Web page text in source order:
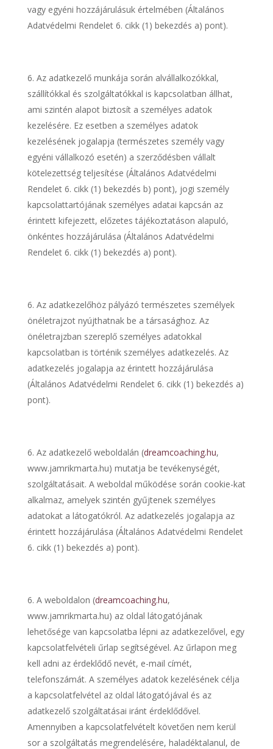
vagy egyéni hozzájárulásuk értelmében (Általános
Adatvédelmi Rendelet 6. cikk (1) bekezdés a) pont).
Az adatkezelő munkája során alvállalkozókkal,
szállítókkal és szolgáltatókkal is kapcsolatban állhat,
ami szintén alapot biztosít a személyes adatok
kezelésére. Ez esetben a személyes adatok
kezelésének jogalapja (természetes személy vagy
egyéni vállalkozó esetén) a szerződésben vállalt
kötelezettség teljesítése (Általános Adatvédelmi
Rendelet 6. cikk (1) bekezdés b) pont), jogi személy
kapcsolattartójának személyes adatai kapcsán az
érintett kifejezett, előzetes tájékoztatáson alapuló,
önkéntes hozzájárulása (Általános Adatvédelmi
Rendelet 6. cikk (1) bekezdés a) pont).
Az adatkezelőhöz pályázó természetes személyek
önéletrajzot nyújthatnak be a társasághoz. Az
önéletrajzban szereplő személyes adatokkal
kapcsolatban is történik személyes adatkezelés. Az
adatkezelés jogalapja az érintett hozzájárulása
(Általános Adatvédelmi Rendelet 6. cikk (1) bekezdés a)
pont).
Az adatkezelő weboldalán (dreamcoaching.hu,
www.jamrikmarta.hu) mutatja be tevékenységét,
szolgáltatásait. A weboldal működése során cookie-kat
alkalmaz, amelyek szintén gyűjtenek személyes
adatokat a látogatókról. Az adatkezelés jogalapja az
érintett hozzájárulása (Általános Adatvédelmi Rendelet
6. cikk (1) bekezdés a) pont).
A weboldalon (dreamcoaching.hu,
www.jamrikmarta.hu) az oldal látogatójának
lehetősége van kapcsolatba lépni az adatkezelővel, egy
kapcsolatfelvételi űrlap segítségével. Az űrlapon meg
kell adni az érdeklődő nevét, e-mail címét,
telefonszámát. A személyes adatok kezelésének célja
a kapcsolatfelvétel az oldal látogatójával és az
adatkezelő szolgáltatásai iránt érdeklődővel.
Amennyiben a kapcsolatfelvételt követően nem kerül
sor a szolgáltatás megrendelésére, haladéktalanul, de